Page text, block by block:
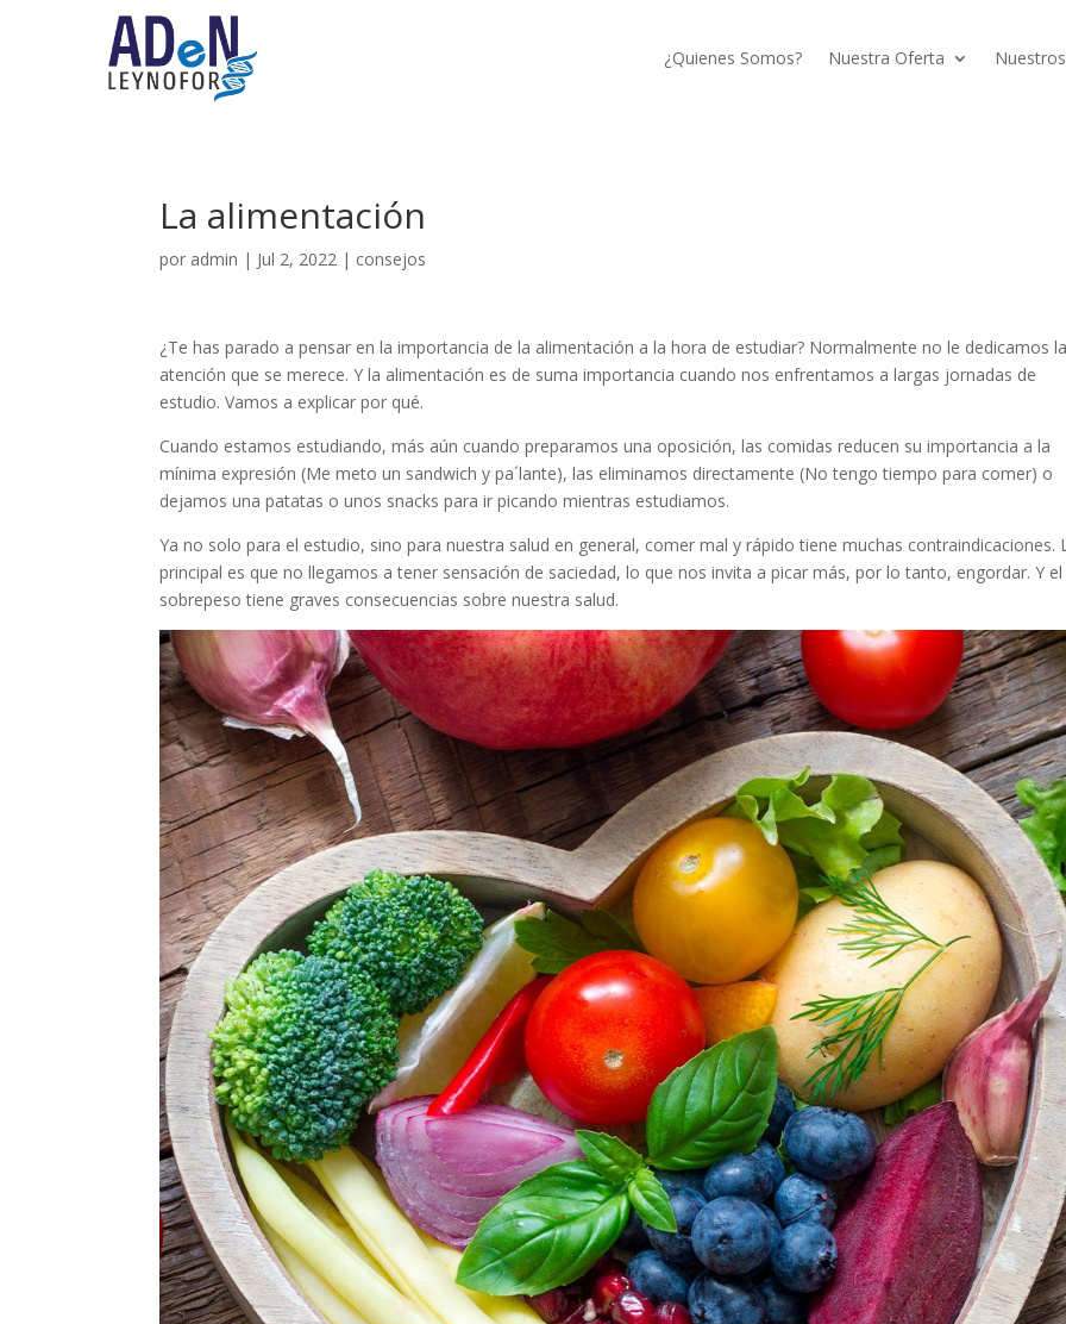
¿Quienes Somos? Nuestra Oferta
La alimentación
por admin | Jul 2, 2022 | consejos
¿Te has parado a pensar en la importancia de la alimentación a la hora de estudiar? Normalmente no le dedicamos
atención que se merece. Y la alimentación es de suma importancia cuando nos enfrentamos a largas jornadas de
estudio. Vamos a explicar por qué.
Cuando estamos estudiando, más aún cuando preparamos una oposición, las comidas reducen su importancia a la
mínima expresión (Me meto un sandwich y pa´lante), las eliminamos directamente (No tengo tiempo para comer) o
dejamos una patatas o unos snacks para ir picando mientras estudiamos.
Ya no solo para el estudio, sino para nuestra salud en general, comer mal y rápido tiene muchas contraindicaciones.
principal es que no llegamos a tener sensación de saciedad, lo que nos invita a picar más, por lo tanto, engordar. Y el
sobrepeso tiene graves consecuencias sobre nuestra salud.